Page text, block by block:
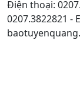
Điện thoại:
0207.3822821 -